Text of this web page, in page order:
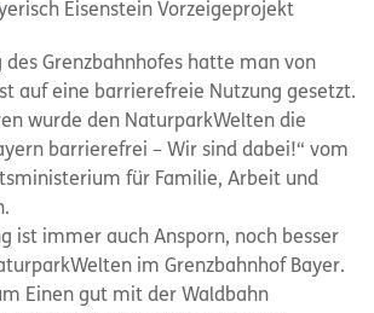
Eisenstein Vorzeigeprojekt
des Grenzbahnhofes hatte man von
auf eine barrierefreie Nutzung gesetzt.
wurde den NaturparkWelten die
barrierefrei – Wir sind dabei!“ vom
für Familie, Arbeit und
ist immer auch Ansporn, noch besser
im Grenzbahnhof Bayer.
Einen gut mit der Waldbahn